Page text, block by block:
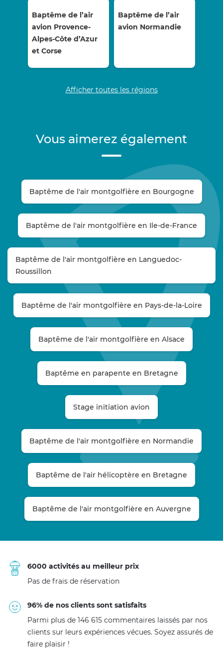
Baptême de l’air
avion Provence-
Alpes-Côte d’Azur
et Corse
Baptême de l’air
avion Normandie
Afficher toutes les régions
Vous aimerez également
Baptême de l'air montgolfière en Bourgogne
Baptême de l'air montgolfière en Ile-de-France
Baptême de l'air montgolfière en Languedoc-
Roussillon
Baptême de l'air montgolfière en Pays-de-la-Loire
Baptême de l'air montgolfière en Alsace
Baptême en parapente en Bretagne
Stage initiation avion
Baptême de l'air montgolfière en Normandie
Baptême de l'air hélicoptère en Bretagne
Baptême de l'air montgolfière en Auvergne
6000 activités au meilleur prix
Pas de frais de réservation
96% de nos clients sont satisfaits
Parmi plus de 146 615 commentaires laissés par nos
clients sur leurs expériences vécues. Soyez assurés de
faire plaisir !